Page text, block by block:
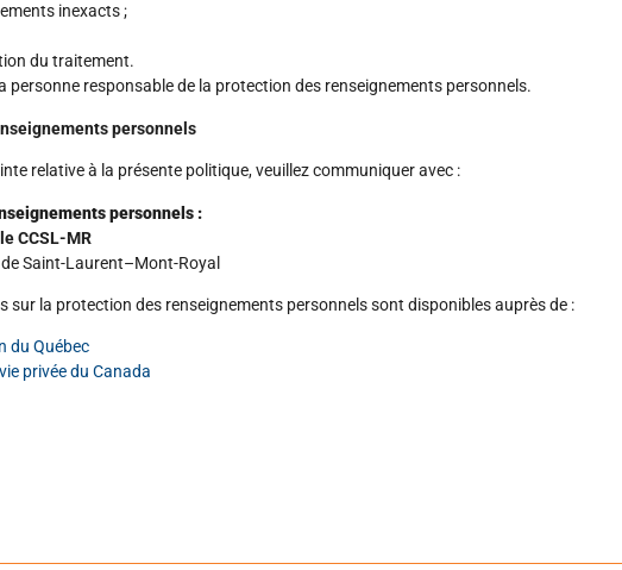
inexacts ;
du traitement.
personne responsable de la protection des renseignements personnels.
personnels
relative à la présente politique, veuillez communiquer avec :
personnels :
CCSL-MR
Saint-Laurent–Mont-Royal
sur la protection des renseignements personnels sont disponibles auprès de :
du Québec
privée du Canada